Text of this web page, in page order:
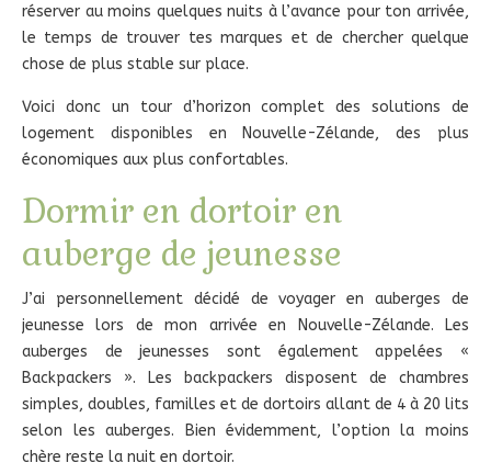
réserver au moins quelques nuits à l’avance pour ton arrivée,
le temps de trouver tes marques et de chercher quelque
chose de plus stable sur place.
Voici donc un tour d’horizon complet des solutions de
logement disponibles en Nouvelle-Zélande, des plus
économiques aux plus confortables.
Dormir en dortoir en
auberge de jeunesse
J’ai personnellement décidé de voyager en auberges de
jeunesse lors de mon arrivée en Nouvelle-Zélande. Les
auberges de jeunesses sont également appelées «
Backpackers ». Les backpackers disposent de chambres
simples, doubles, familles et de dortoirs allant de 4 à 20 lits
selon les auberges. Bien évidemment, l’option la moins
chère reste la nuit en dortoir.